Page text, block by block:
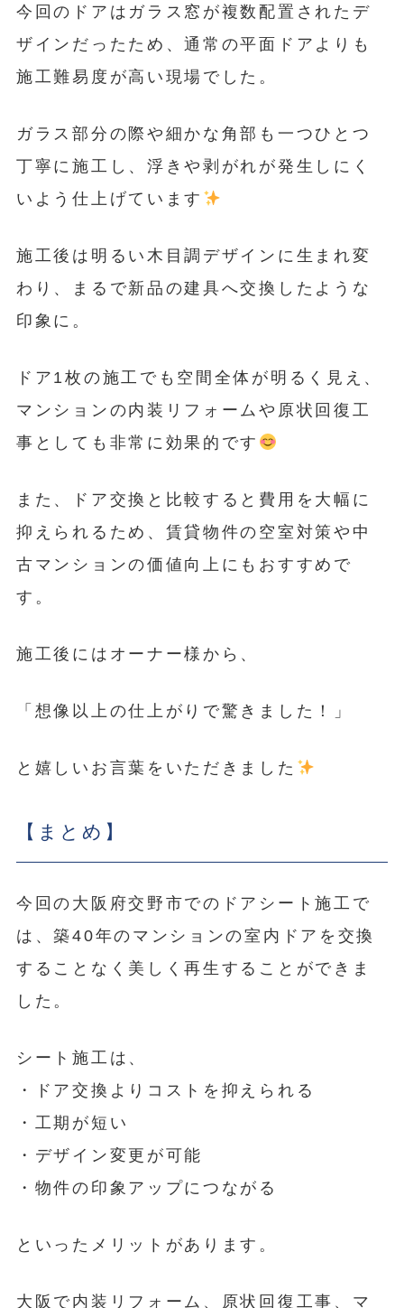
今回のドアはガラス窓が複数配置されたデ
ザインだったため、通常の平面ドアよりも
施工難易度が高い現場でした。
ガラス部分の際や細かな角部も一つひとつ
丁寧に施工し、浮きや剥がれが発生しにく
いよう仕上げています
施工後は明るい木目調デザインに生まれ変
わり、まるで新品の建具へ交換したような
印象に。
ドア1枚の施工でも空間全体が明るく見え、
マンションの内装リフォームや原状回復工
事としても非常に効果的です
また、ドア交換と比較すると費用を大幅に
抑えられるため、賃貸物件の空室対策や中
古マンションの価値向上にもおすすめで
す。
施工後にはオーナー様から、
「想像以上の仕上がりで驚きました！」
と嬉しいお言葉をいただきました
【まとめ】
今回の大阪府交野市でのドアシート施工で
は、築40年のマンションの室内ドアを交換
することなく美しく再生することができま
した。
シート施工は、
・ドア交換よりコストを抑えられる
・工期が短い
・デザイン変更が可能
・物件の印象アップにつながる
といったメリットがあります。
大阪で内装リフォーム、原状回復工事、マ